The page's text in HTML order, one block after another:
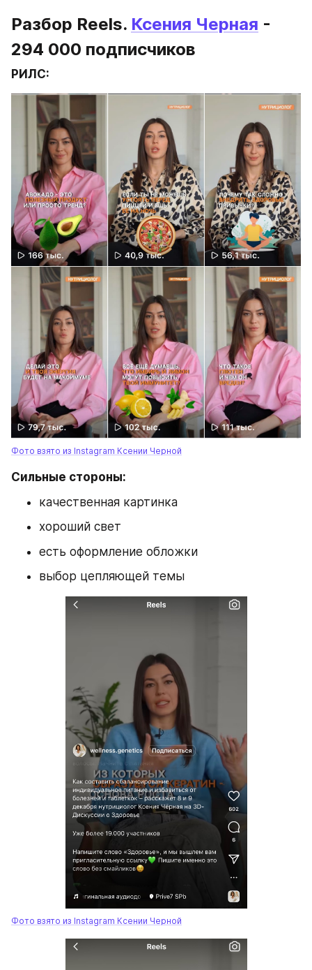
Разбор Reels. Ксения Черная -
294 000 подписчиков
РИЛС:
Фото взято из Instagram Ксении Черной
Сильные стороны:
качественная картинка
хороший свет
есть оформление обложки
выбор цепляющей темы
Фото взято из Instagram Ксении Черной